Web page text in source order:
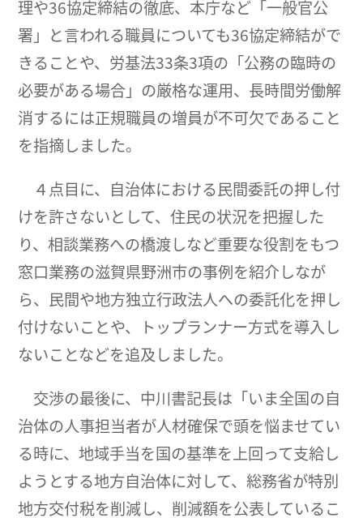
理や36協定締結の徹底、本庁など「一般官公
署」と言われる職員についても36協定締結がで
きることや、労基法33条3項の「公務の臨時の
必要がある場合」の厳格な運用、長時間労働解
消するには正規職員の増員が不可欠であること
を指摘しました。
４点目に、自治体における民間委託の押し付
けを許さないとして、住民の状況を把握した
り、相談業務への橋渡しなど重要な役割をもつ
窓口業務の滋賀県野洲市の事例を紹介しなが
ら、民間や地方独立行政法人への委託化を押し
付けないことや、トップランナー方式を導入し
ないことなどを追及しました。
交渉の最後に、中川書記長は「いま全国の自
治体の人事担当者が人材確保で頭を悩ませてい
る時に、地域手当を国の基準を上回って支給し
ようとする地方自治体に対して、総務省が特別
地方交付税を削減し、削減額を公表しているこ